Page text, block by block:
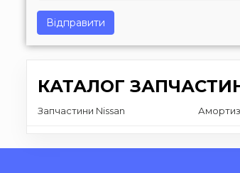
Відправити
КАТАЛОГ
Запчастини Nissan